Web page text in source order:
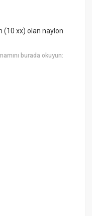
(10 xx) olan naylon
burada okuyun: